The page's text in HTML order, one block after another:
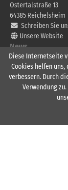
Diese Internetseite
Cookies helfen
verbessern. Durch
Verwendung
Ostertalstraße 13
64385 Reichelsheim
Schreiben Sie
Unsere Website
News
17.07.2026 13:53
Herzlich
08.06.2026 07:57
Spielpläne